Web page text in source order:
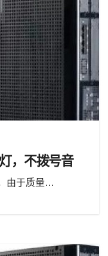
，不拨号音
由于质量…